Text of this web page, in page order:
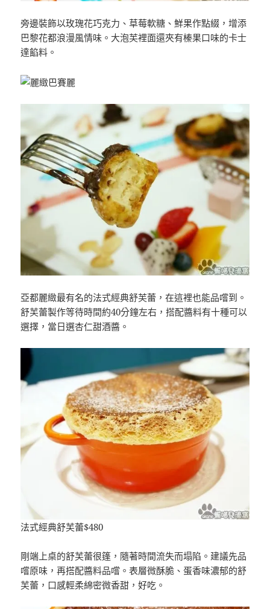
旁邊裝飾以玫瑰花巧克力、草莓軟糖、鮮果作點綴，增添
巴黎花都浪漫風情味。大泡芙裡面還夾有榛果口味的卡士
達餡料。
亞都麗緻最有名的法式經典舒芙蕾，在這裡也能品嚐到。
舒芙蕾製作等待時間約40分鐘左右，搭配醬料有十種可以
選擇，當日選杏仁甜酒醬。
法式經典舒芙蕾$480
剛端上桌的舒芙蕾很篷，隨著時間流失而塌陷。建議先品
嚐原味，再搭配醬料品嚐。表層微酥脆、蛋香味濃郁的舒
芙蕾，口感輕柔綿密微香甜，好吃。